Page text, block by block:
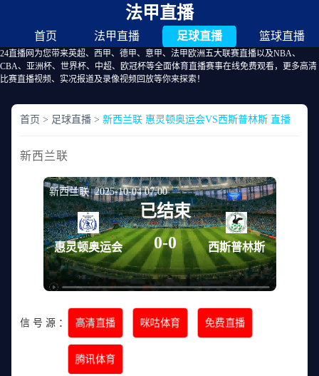
法甲直播
首页 法甲直播 足球直播 篮球直播
24直播网为您带来英超、西甲、德甲、意甲、法甲欧洲五大联赛直播以及NBA、
CBA、亚洲杯、世界杯、中超、欧冠杯等全面体育直播赛事在线免费观看，更多高清
比赛直播视频、实况报道及录像视频回放等你来探索！
首页 > 足球直播 > 新西兰联 惠灵顿奥运会VS西斯普林斯 直播
新西兰联
新西兰联 2025-10-04 07:00
惠灵顿奥运会
已结束
0-0
西斯普林斯
信 号 源 ： 高清直播 咪咕体育 免费直播
腾讯体育